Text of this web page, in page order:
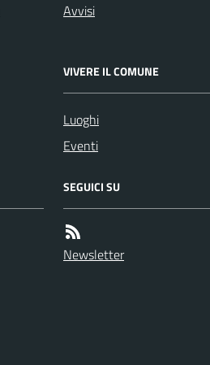
Avvisi
VIVERE IL COMUNE
Luoghi
Eventi
SEGUICI SU
Newsletter